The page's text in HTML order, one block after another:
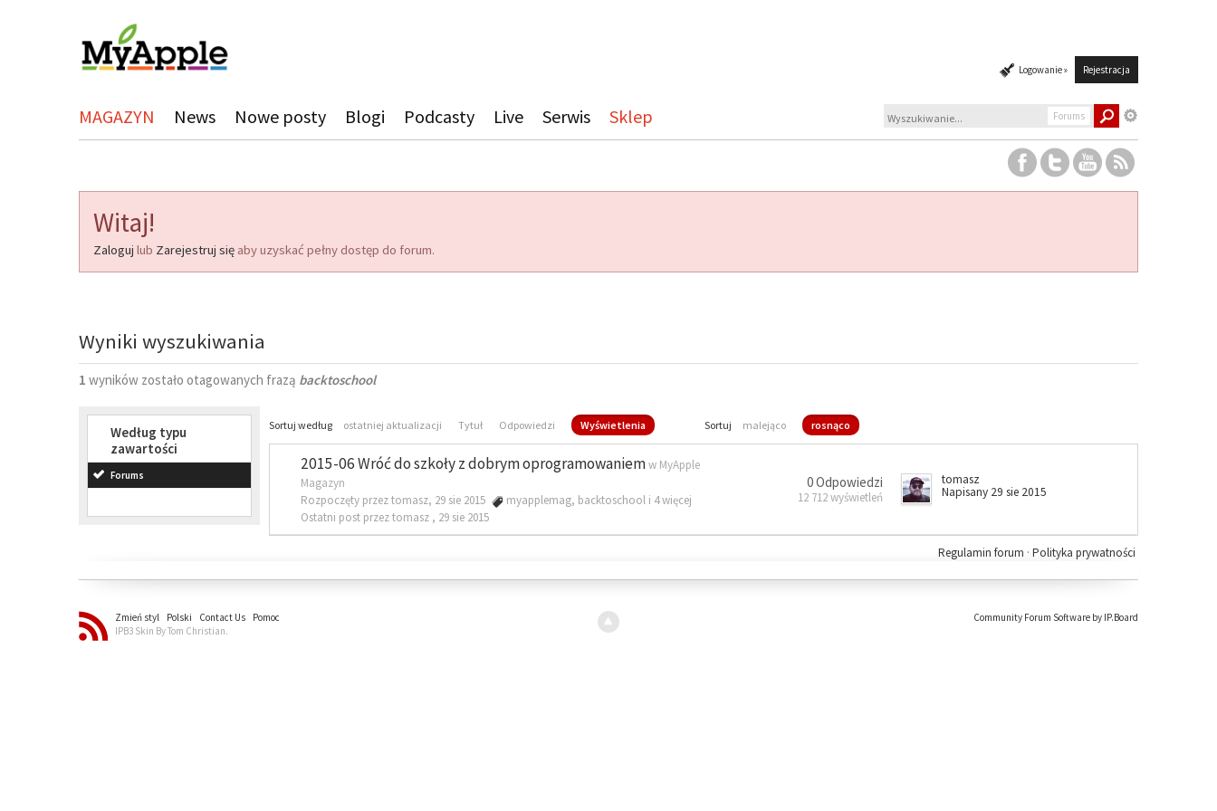
Logowanie » Rejestracja
MAGAZYN News Nowe posty Blogi Podcasty Live Serwis Sklep Forums
Witaj!
Zaloguj lub Zarejestruj się aby uzyskać pełny dostęp do forum.
Wyniki wyszukiwania
1 wyników zostało otagowanych frazą backtoschool
Według typu
zawartości
Forums
Sortuj według ostatniej aktualizacji Tytuł Odpowiedzi Wyświetlenia Sortuj malejąco rosnąco
2015-06 Wróć do szkoły z dobrym oprogramowaniemw MyApple
Magazyn
Rozpoczęty przez tomasz, 29 sie 2015
myapplemag, backtoschool i 4 więcej
Ostatni post przez tomasz , 29 sie 2015
0 Odpowiedzi
12 712 wyświetleń
tomasz
Napisany 29 sie 2015
Polityka prywatności
Regulamin forum ·
Zmień styl Polski Contact Us
Pomoc
IPB3 Skin By Tom Christian.
Community Forum Software by IP.Board